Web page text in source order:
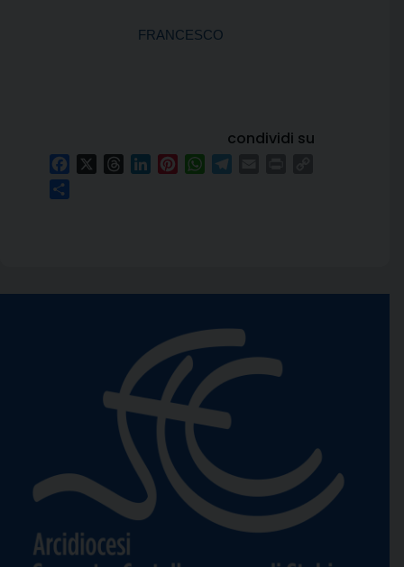
FRANCESCO
condividi su
FacebookThreadsLinkedInPinterestWhatsApp